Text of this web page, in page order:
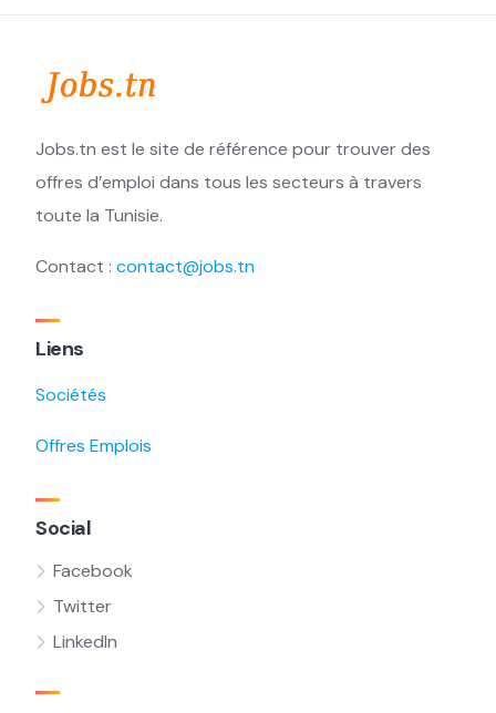
Jobs.tn est le site de référence pour trouver des
offres d’emploi dans tous les secteurs à travers
toute la Tunisie.
Contact : contact@jobs.tn
Liens
Sociétés
Offres Emplois
Social
Facebook
Twitter
LinkedIn